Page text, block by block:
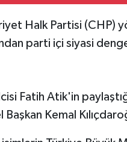
Halk Partisi (CHP)
parti içi siyasi
Fatih Atik'in
Başkan Kemal